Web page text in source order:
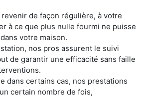
de façon régulière, à votre
à ce que plus nulle fourmi ne puisse
votre maison.
nos pros assurent le suivi
de garantir une efficacité sans faille
dans certains cas, nos prestations
certain nombre de fois,